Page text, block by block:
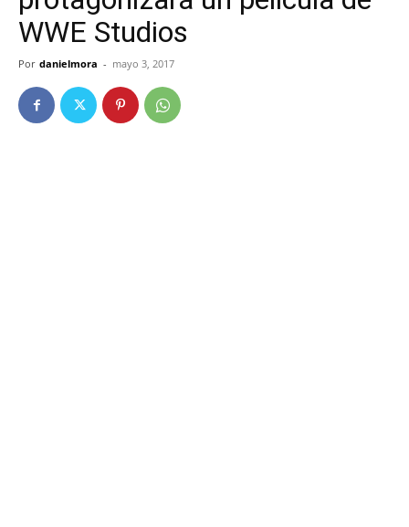
WWE Studios
Por danielmora - mayo 3, 2017